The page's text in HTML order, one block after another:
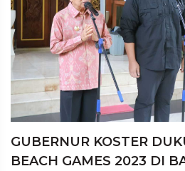
GUBERNUR KOSTER
BEACH GAMES 2023 DI